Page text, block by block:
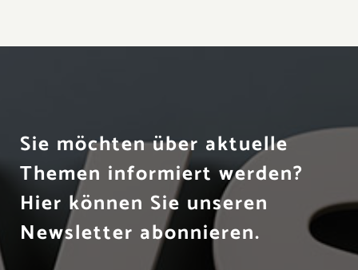
Sie möchten über aktuelle
Themen informiert werden?
Hier können Sie unseren
Newsletter abonnieren.